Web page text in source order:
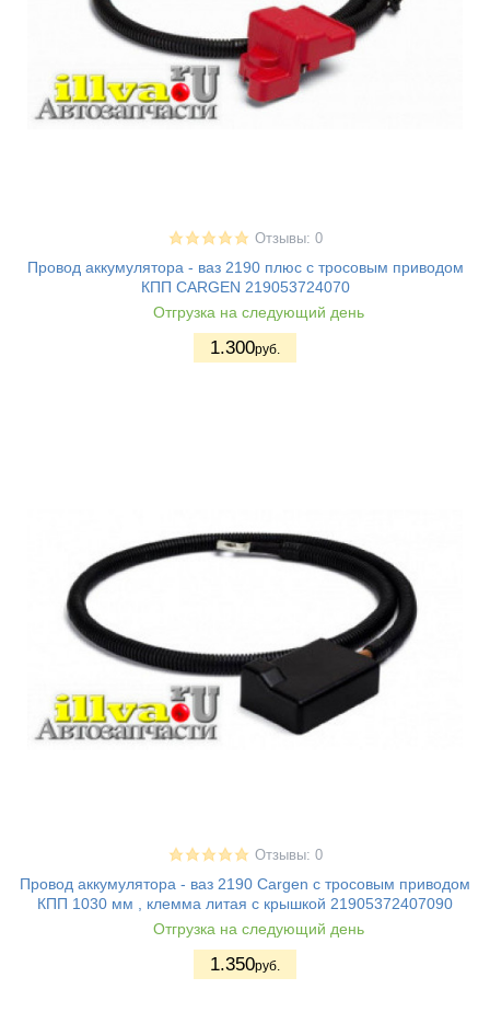
Отзывы: 0
Провод аккумулятора - ваз 2190 плюс с тросовым приводом
КПП CARGEN 219053724070
Отгрузка на следующий день
1.300руб.
Отзывы: 0
Провод аккумулятора - ваз 2190 Cargen с тросовым приводом
КПП 1030 мм , клемма литая с крышкой 21905372407090
Отгрузка на следующий день
1.350руб.